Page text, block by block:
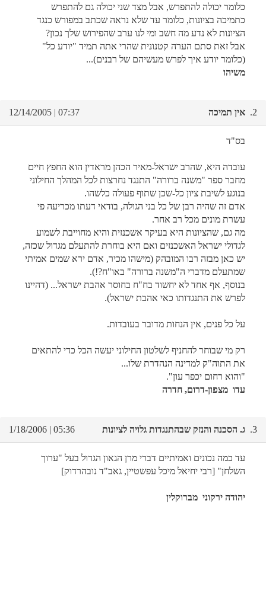
כלומר יכולה להתפרש, אבל מצד שני יכולה גם להתפרש
כתמיכה בציונות, כלומר עד שלא נראה שכתב במפורש כנגד
הציונות לא נדע מה חשב ומי לנו ערב שהפירוש שלך נכון?
אבל זאת סתם הערה קטנונית שהרי אתה תמיד "יודע כל"
(כלומר יודע איך לפרש מעשיהם של רבנים)...
משיהו
2. אין תמיכה 07:37 | 12/14/2005
בס"ד
עובדה היא, שהרב ישראל-מאיר הכהן מראדין הוא החפץ חיים
מחבר ספר "משנה ברורה" התנגד נחרצות לכל המהלך החילוני
בנוגע לשיבת ציון כל-שכן שתוף פעולה כלשהו.
אדם זה שהיה רבן של כל בני הגולה, בודאי דעתו מכריעה פי
עשרת מונים מכל רב אחר.
מה גם, שהציונות היא בעיקר אשכנזית והיא מחוייבת לשמוע
לגדולי ישראל האשכנזים ואם היא בוחרת להתעלם מגדול שכזה,
יש כאן מבזה רבו המובהק (מישהו מכיר, אדם ירא שמים אמיתי
שמתעלם מדברי ה"משנה ברורה" באו"ח?!).
בנוסף, אף אחד לא יחשוד בח"ח בחוסר אהבת ישראל... (דהיינו
לפרש את התנגדותו כאי אהבת ישראל).
על כל פנים, אין הנחות מדובר בעובדות.
רק מי שבוחר להחניף לשלטון החילוני יעשה הכל כדי להתאים
את התוה"ק למדינה הנהדרת שלו...
"והוא רחום יכפר עון".
עדו מצפון-דרום, חדרה
3. ג. הסכנה והנזק שבהתנגדות גלויה לציונות 05:36 | 1/18/2006
עד כמה נכונים ואמיתיים דברי מרן הגאון הגדול בעל "ערוך
השלחן" [רבי יחיאל מיכל עפשטיין, גאב"ד נובהרדוק]
יהודה ירקוני מברוקלין